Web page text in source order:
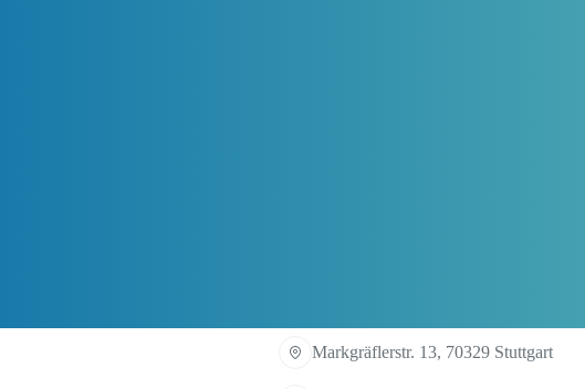
Markgräflerstr. 13, 70329 Stuttgart